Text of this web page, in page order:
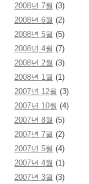
2008년 7월 (3)
2008년 6월 (2)
2008년 5월 (5)
2008년 4월 (7)
2008년 2월 (3)
2008년 1월 (1)
2007년 12월 (3)
2007년 10월 (4)
2007년 8월 (5)
2007년 7월 (2)
2007년 5월 (4)
2007년 4월 (1)
2007년 3월 (3)